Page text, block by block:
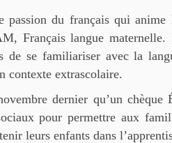
passion du français qui
Français langue
de se familiariser avec la
contexte extrascolaire.
dernier qu’un
pour permettre aux
leurs enfants dans